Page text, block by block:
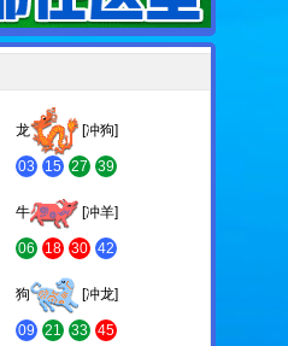
龙 [冲狗]
03 15 27 39
牛 [冲羊]
06 18 30 42
狗 [冲龙]
09 21 33 45